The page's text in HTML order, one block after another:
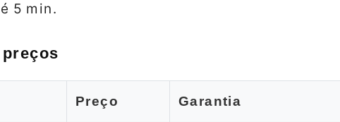
5 min.
Preço Garantia